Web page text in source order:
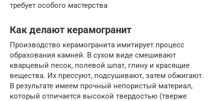
требует особого мастерства
Как делают керамогранит
Производство керамогранита имитирует процесс
образования камней. В сухом виде смешивают
кварцевый песок, полевой шпат, глину и красящие
вещества. Их прессуют, подсушивают, затем обжигают.
В результате имеем прочный непористый материал,
который отличается высокой твердостью (тверже